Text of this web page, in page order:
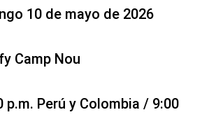
10 de mayo de 2026
Camp Nou
p.m. Perú y Colombia / 9:00